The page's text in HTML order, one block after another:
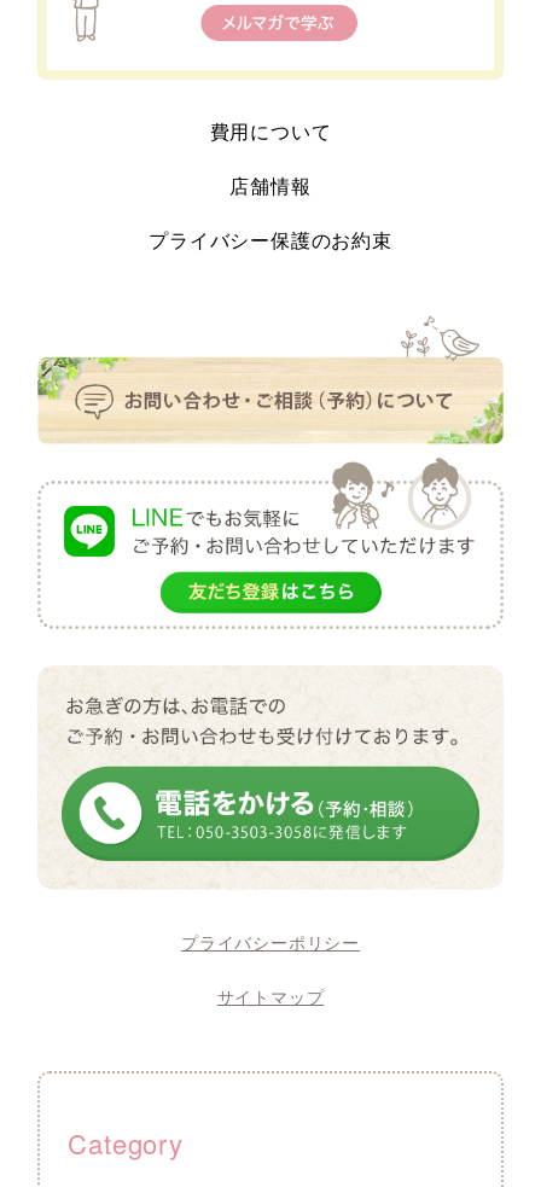
費用について
店舗情報
プライバシー保護のお約束
プライバシーポリシー
サイトマップ
Category